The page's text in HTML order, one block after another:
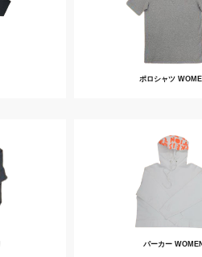
ポロシャツ
パーカー WOMEN